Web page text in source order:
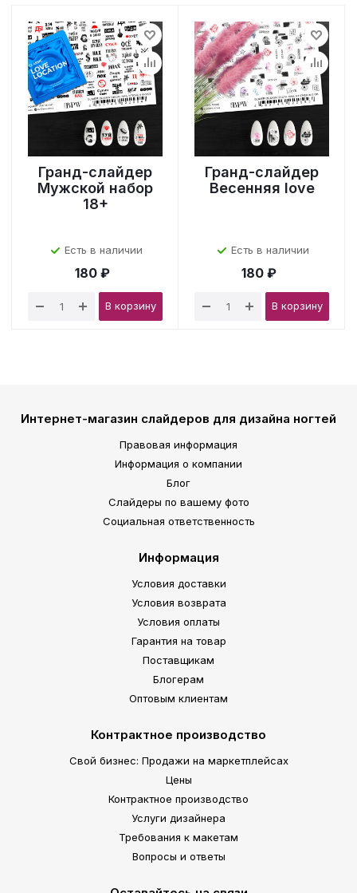
Гранд-слайдер
Мужской набор
18+
Есть в наличии
180 ₽
В корзину
Гранд-слайдер
Весенняя love
Есть в наличии
180 ₽
В корзину
Интернет-магазин слайдеров для дизайна ногтей
Правовая информация
Информация о компании
Блог
Слайдеры по вашему фото
Социальная ответственность
Информация
Условия доставки
Условия возврата
Условия оплаты
Гарантия на товар
Поставщикам
Блогерам
Оптовым клиентам
Контрактное производство
Свой бизнес: Продажи на маркетплейсах
Цены
Контрактное производство
Услуги дизайнера
Требования к макетам
Вопросы и ответы